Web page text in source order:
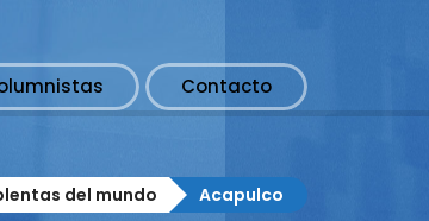
Contacto
del mundo Acapulco